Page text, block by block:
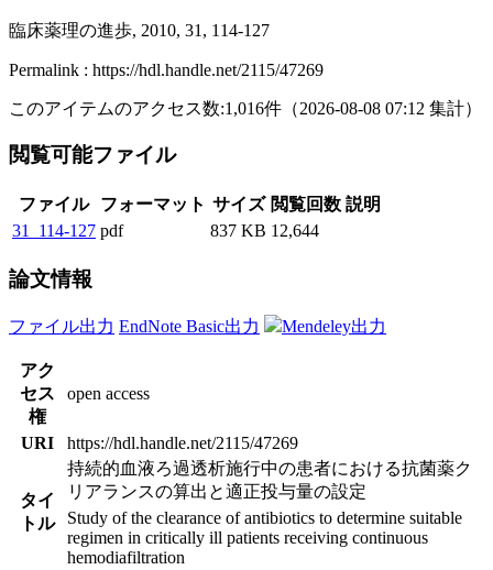
臨床薬理の進歩, 2010, 31, 114-127
Permalink : https://hdl.handle.net/2115/47269
このアイテムのアクセス数:1,016件 （2026-08-08 07:12 集計）
閲覧可能ファイル
ファイル フォーマット サイズ 閲覧回数 説明
31_114-127 pdf 837 KB 12,644
論文情報
ファイル出力 EndNote Basic出力 Mendeley出力
アク
セス
権
open access
URI https://hdl.handle.net/2115/47269
タイ
トル
持続的血液ろ過透析施行中の患者における抗菌薬ク
リアランスの算出と適正投与量の設定
Study of the clearance of antibiotics to determine suitable
regimen in critically ill patients receiving continuous
hemodiafiltration